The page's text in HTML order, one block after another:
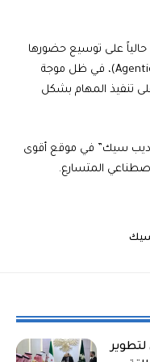
عام 2023، وتعمل حالياً على توسيع حضورها
في مجالات الذكاء الاصطناعي الوكيل (Agentic AI)، في ظل موجة
تنفيذ المهام بشكل
“ديب سيك” في موقع أقوى
المتسارع.